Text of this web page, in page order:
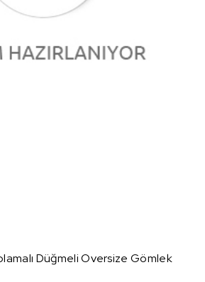
Düğmeli Oversize Gömlek